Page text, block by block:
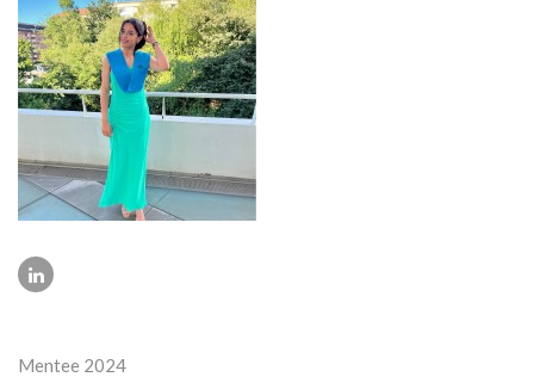
Mentee 2024